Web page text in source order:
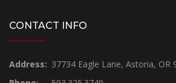
CONTACT INFO
Address: 37734 Eagle Lane, Astoria, OR